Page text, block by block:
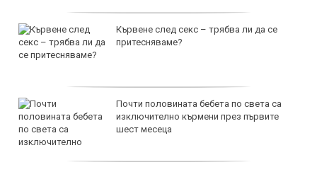
Кървене след секс – трябва ли да се
притесняваме?
Почти половината бебета по света са
изключително кърмени през първите
шест месеца